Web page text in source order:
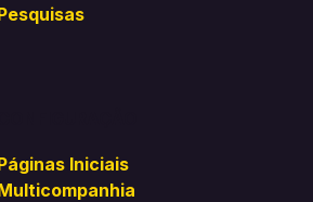
Iniciais